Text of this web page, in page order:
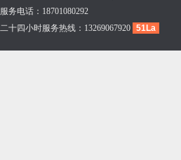
服务电话：18701080292
二十四小时服务热线：13269067920 51La